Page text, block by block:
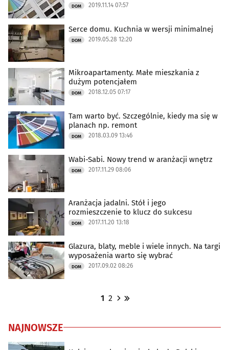
DOM 2019.11.14 07:57
Serce domu. Kuchnia w wersji minimalnej
DOM 2019.05.28 12:20
Mikroapartamenty. Małe mieszkania z
dużym potencjałem
DOM 2018.12.05 07:17
Tam warto być. Szczególnie, kiedy ma się w
planach np. remont
DOM 2018.03.09 13:46
Wabi-Sabi. Nowy trend w aranżacji wnętrz
DOM 2017.11.29 08:06
Aranżacja jadalni. Stół i jego
rozmieszczenie to klucz do sukcesu
DOM 2017.11.20 13:18
Glazura, blaty, meble i wiele innych. Na targi
wyposażenia warto się wybrać
DOM 2017.09.02 08:26
1 2
NAJNOWSZE